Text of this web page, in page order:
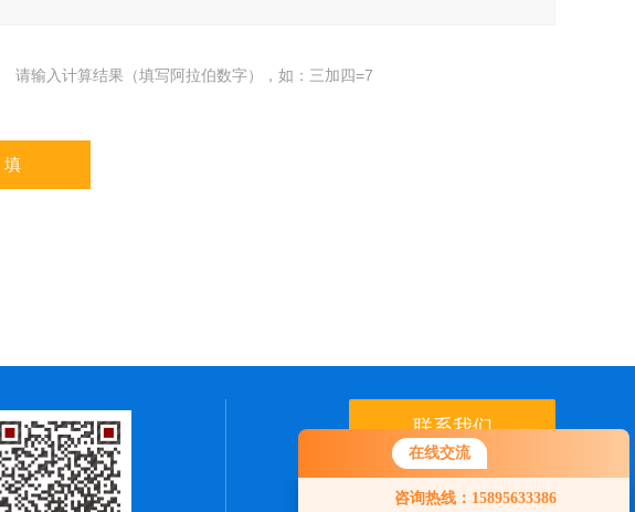
在线交流
咨询热线：15895633386
请输入计算结果（填写阿拉伯数字），如：三加四=7
联系我们
24小时热线：